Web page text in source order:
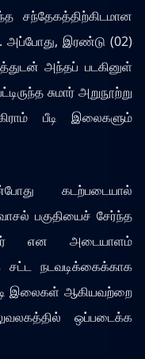
சந்தேகத்திற்கிடமான
அப்போது, இரண்டு (02)
அந்தப் படகினுள்
சுமார் அறுநூற்று
பீடி இலைகளும்
கடற்படையால்
பகுதியைச் சேர்ந்த
என அடையாளம்
சட்ட நடவடிக்கைக்காக
இலைகள் ஆகியவற்றை
ஒப்படைக்க